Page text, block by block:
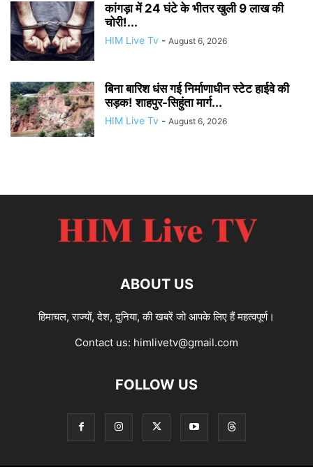
कांगड़ा में 24 घंटे के भीतर खुली 9 लाख की
चोरी!...
HIM Live Tv - August 6, 2026
बिना बारिश धंस गई निर्माणाधीन स्टेट हाईवे की
सड़क! शाहपुर-सिहुंता मार्ग...
HIM Live Tv - August 6, 2026
ABOUT US
हिमाचल, राज्यों, देश, दुनिया, की खबरें जो आपके लिए हैं महत्वपूर्ण।
Contact us: himlivetv@gmail.com
FOLLOW US